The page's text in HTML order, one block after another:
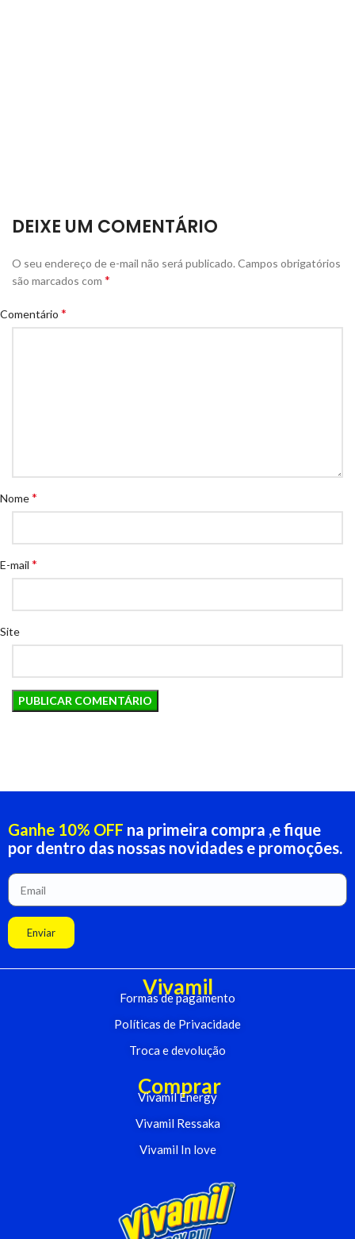
DEIXE UM COMENTÁRIO
O seu endereço de e-mail não será publicado.Campos obrigatórios
são marcados com *
Comentário *
Nome*
E-mail *
Site
Ganhe 10% OFF na primeira compra ,e fique
por dentro das nossas novidades e promoções.
Enviar
Vivamil
Formas de pagamento
Políticas de Privacidade
Troca e devolução
Comprar
Vivamil Energy
Vivamil Ressaka
Vivamil In love